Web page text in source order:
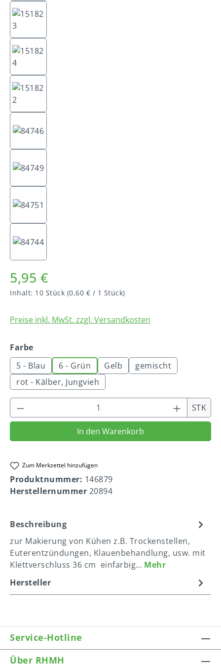
5,95 €
Inhalt: 10 Stück (0,60 € / 1 Stück)
Preise inkl. MwSt. zzgl. Versandkosten
Farbeauswählen
5 - Blau
6 - Grün Gelb
gemischt
rot - Kälber, Jungvieh
Produkt Anzahl: Gib den STK
In den Warenkorb
Zum Merkzettel hinzufügen
Produktnummer: 146879
Herstellernummer 20894
Beschreibung
zur Makierung von Kühen z.B. Trockenstellen,
Euterentzündungen, Klauenbehandlung, usw. mit
Klettverschluss 36 cm einfarbig… Mehr
Hersteller
Service-Hotline
Über RHMH